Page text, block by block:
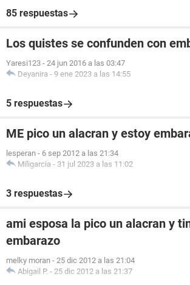
85 respuestas
Los quistes se confunden con
Yaresi123 - 24 jun 2016 a las 03:47
Deyanira - 9 ene 2023 a las 14:55
5 respuestas
ME pico un alacran y estoy
lesperan - 6 sep 2012 a las 21:34
Miligarcia - 31 jul 2023 a las 11:02
3 respuestas
ami esposa la pico un alacran y
embarazo
melky moran - 25 dic 2012 a las 21:04
Abigail P. - 25 dic 2012 a las 21:37